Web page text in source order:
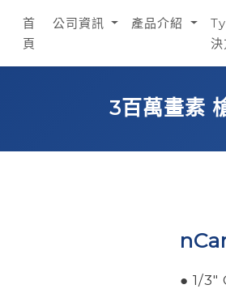
首
頁
公司資訊 產品介紹
3百萬畫素
● 1/3"